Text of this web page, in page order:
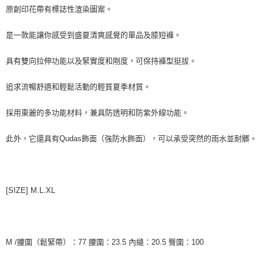
全家取貨付款
每筆NT$60
7-11取貨付款
每筆NT$60
原創印花帶有標誌性渲染圖案。
是一款能讓你感受到盛夏清爽感覺的單品及膝短褲。
具有雙向拉伸功能以及緊實度和剛度，可保持褲型挺拔。
追求流暢舒適和輕鬆活動的輕質夏季材質。
採用東麗的多功能材料，兼具防透明和防紫外線功能。
此外，它還具有Qudas飾面（強防水飾面），可以承受突然的雨水並耐髒。
[SIZE] M.L.XL
M /腰圍（鬆緊帶）：77 腰圍：23.5 內縫：20.5 臀圍：100